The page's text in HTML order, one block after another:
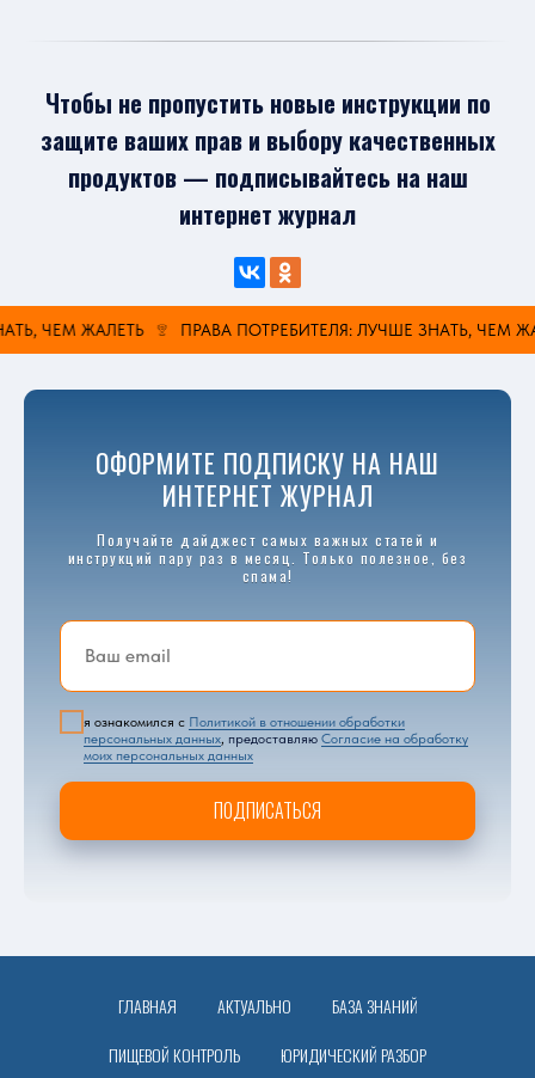
Чтобы не пропустить новые инструкции по
защите ваших прав и выбору качественных
продуктов — подписывайтесь на наш
интернет журнал
ЧЕМ ЖАЛЕТЬ ПРАВА ПОТРЕБИТЕЛЯ: ЛУЧШЕ ЗНАТЬ, ЧЕМ
ОФОРМИТЕ ПОДПИСКУ НА НАШ
ИНТЕРНЕТ ЖУРНАЛ
Получайте дайджест самых важных статей и
инструкций пару раз в месяц. Только полезное, без
спама!
я ознакомился с Политикой в отношении обработки
персональных данных, предоставляю Согласие на обработку
моих персональных данных
ПОДПИСАТЬСЯ
ГЛАВНАЯ АКТУАЛЬНО
БАЗА ЗНАНИЙ
ПИЩЕВОЙ КОНТРОЛЬ
ЮРИДИЧЕСКИЙ РАЗБОР